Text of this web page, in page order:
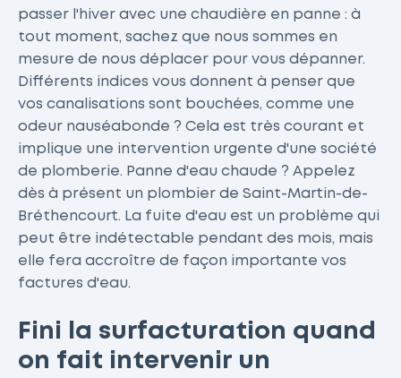
passer l'hiver avec une chaudière en panne : à
tout moment, sachez que nous sommes en
mesure de nous déplacer pour vous dépanner.
Différents indices vous donnent à penser que
vos canalisations sont bouchées, comme une
odeur nauséabonde ? Cela est très courant et
implique une intervention urgente d'une société
de plomberie. Panne d'eau chaude ? Appelez
dès à présent un plombier de Saint-Martin-de-
Bréthencourt. La fuite d'eau est un problème qui
peut être indétectable pendant des mois, mais
elle fera accroître de façon importante vos
factures d'eau.
Fini la surfacturation quand
on fait intervenir un